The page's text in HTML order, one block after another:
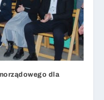
dla